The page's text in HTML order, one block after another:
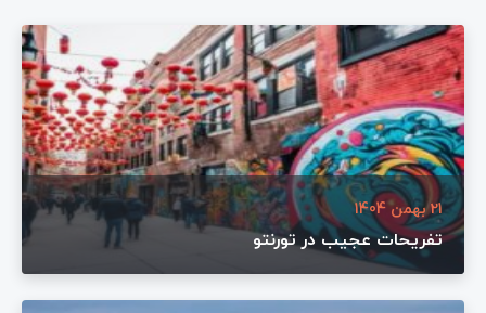
21 بهمن 1404
تفریحات عجیب در تورنتو